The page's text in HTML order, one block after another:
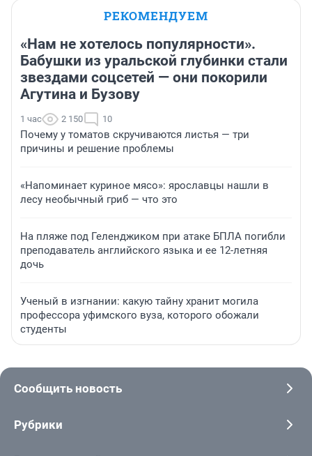
РЕКОМЕНДУЕМ
«Нам не хотелось популярности».
Бабушки из уральской глубинки стали
звездами соцсетей — они покорили
Агутина и Бузову
1 час 2 150 10
Почему у томатов скручиваются листья — три
причины и решение проблемы
«Напоминает куриное мясо»: ярославцы нашли в
лесу необычный гриб — что это
На пляже под Геленджиком при атаке БПЛА погибли
преподаватель английского языка и ее 12-летняя
дочь
Ученый в изгнании: какую тайну хранит могила
профессора уфимского вуза, которого обожали
студенты
Сообщить новость
Рубрики